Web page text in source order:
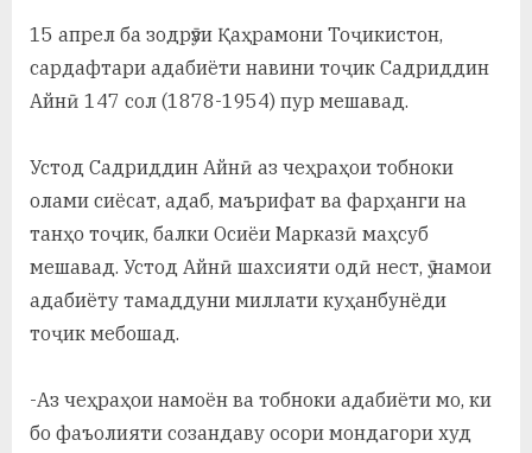
у
с
а
в
15 апрел ба зодрӯзи Қаҳрамони Тоҷикистон,
сардафтари адабиёти навини тоҷик Садриддин
Айнӣ 147 сол (1878-1954) пур мешавад.
Устод Садриддин Айнӣ аз чеҳраҳои тобноки
олами сиёсат, адаб, маърифат ва фарҳанги на
танҳо тоҷик, балки Осиёи Марказӣ маҳсуб
мешавад. Устод Айнӣ шахсияти одӣ нест, ӯ намои
адабиёту тамаддуни миллати куҳанбунёди
тоҷик мебошад.
-Аз чеҳраҳои намоён ва тобноки адабиёти мо, ки
бо фаъолияти созандаву осори мондагори худ